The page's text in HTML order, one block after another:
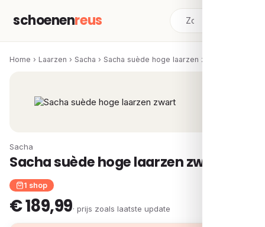
schoenenreus
Home › Laarzen › Sacha › Sacha suède hoge laarzen zwart
Sacha
Sacha suède hoge laarzen zwart
1 shop
€ 189,99· prijs zoals laatste update